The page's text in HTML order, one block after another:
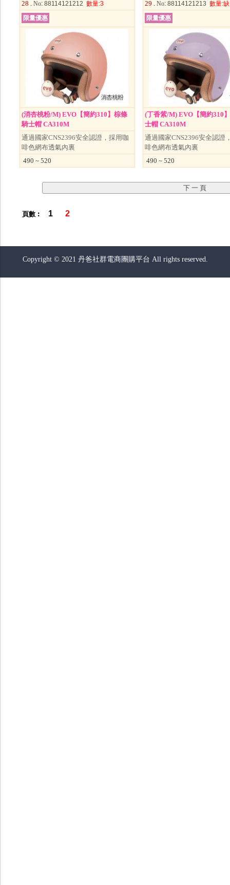
28 . No: 88114121212 數量:3
限量優惠
(消杏桃粉/M) EVO【簡約310】棕條
騎士帽 CA310M
通過國家CNS2396安全認證，採用咖
啡色網布透氣內裏
490 ~ 520
29 . No: 88114121213 數量:缺
限量優惠
(丁香紫/M) EVO【簡約310
士帽 CA310M
通過國家CNS2396安全認證
啡色網布透氣內裏
490 ~ 520
頁數︰ 1 2
Copyright © 2021 丹爸社群電商團購平台 All rights reserved.